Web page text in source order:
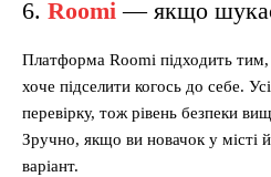
6. Roomi — якщо
Платформа Roomi підходить
хоче підселити когось до себе.
перевірку, тож рівень безпеки
Зручно, якщо ви новачок у місті
варіант.